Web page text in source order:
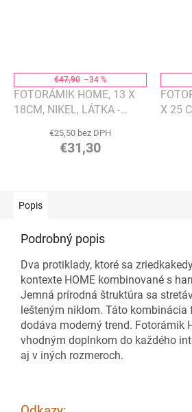
€47,90 –34 %
FOTORÁMIK HOME, 13 X
18CM, NIKEL, LÁTKA -
€25,50 bez DPH
€31,30
X 25
Popis
Podrobný popis
Dva protiklady, ktoré sa
kontexte HOME kombinované s
Jemná prírodná štruktúra sa
lešteným niklom. Táto kombinácia
dodáva moderný trend. Fotorámik
vhodným doplnkom do každého
aj v iných rozmeroch.